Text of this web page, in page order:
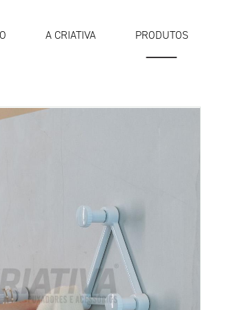
A CRIATIVA PRODUTOS